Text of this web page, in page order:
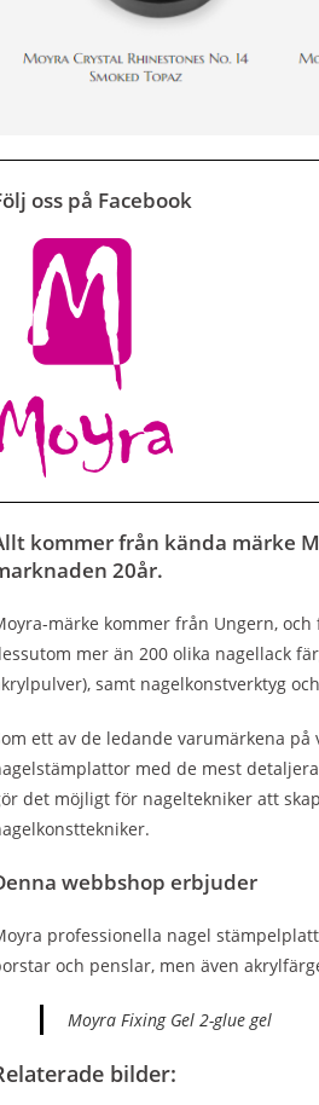
oss på Facebook
kommer från kända märke
20år.
märke kommer från Ungern,
mer än 200 olika nagellack
samt nagelkonstverktyg
ett av de ledande varumärkena
med de mest
det möjligt för nageltekniker att
webbshop erbjuder
professionella nagel
och penslar, men även
Moyra Fixing Gel 2-glue gel
bilder: